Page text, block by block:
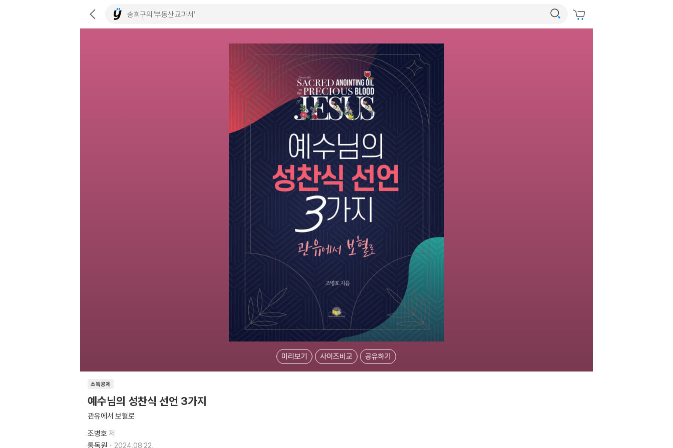
미리보기 사이즈비교 공유하기
소득공제
예수님의 성찬식 선언 3가지
관유에서 보혈로
조병호 저
통독원
2024.08.22.